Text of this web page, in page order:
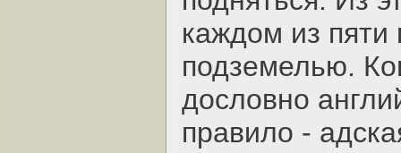
каждом из пяти
подземелью.
дословно
правило -